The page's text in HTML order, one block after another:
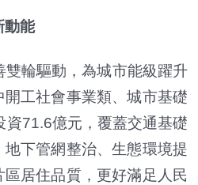
動能
輪驅動，為城市能級躍升
工社會事業類、城市基礎
71.6億元，覆蓋交通基礎
下管網整治、生態環境提
居住品質，更好滿足人民